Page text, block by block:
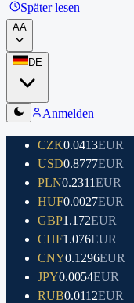
Später lesen
AA
DE
Anmelden
CZK0.0413EUR
USD0.8777EUR
PLN0.2311EUR
HUF0.0027EUR
GBP1.172EUR
CHF1.076EUR
CNY0.1296EUR
JPY0.0054EUR
RUB0.0112EUR